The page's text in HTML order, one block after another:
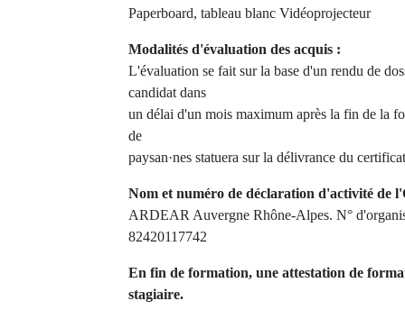
Paperboard, tableau blanc Vidéoprojecteur
Modalités d'évaluation des acquis :
L'évaluation se fait sur la base d'un rendu de
candidat dans
un délai d'un mois maximum après la fin de la
de
paysan·nes statuera sur la délivrance du certificat
Nom et numéro de déclaration d'activité de
ARDEAR Auvergne Rhône-Alpes. N°
82420117742
En fin de formation, une attestation de
stagiaire.